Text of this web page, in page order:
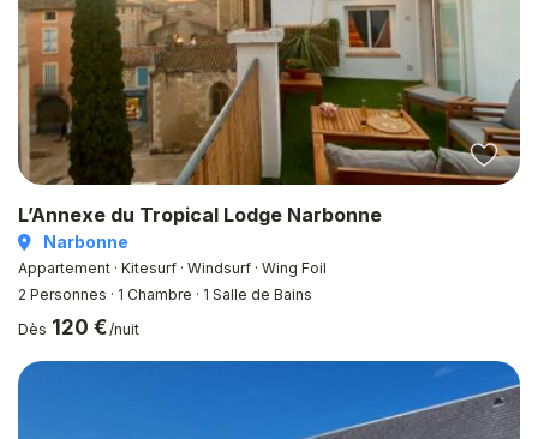
L’Annexe du Tropical Lodge Narbonne
Narbonne
Appartement · Kitesurf · Windsurf · Wing Foil
2 Personnes · 1 Chambre · 1 Salle de Bains
Dès 120 €/nuit